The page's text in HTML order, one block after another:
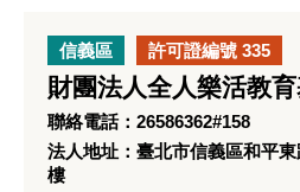
信義區 許可證編號 335
財團法人全人樂活教
聯絡電話：26586362#158
法人地址：臺北市信義區和平
樓